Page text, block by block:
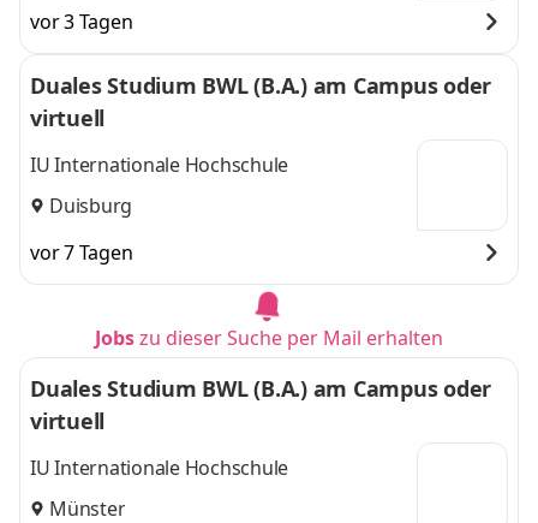
vor 3 Tagen
Duales Studium BWL (B.A.) am Campus oder
virtuell
IU Internationale Hochschule
Duisburg
vor 7 Tagen
Jobszu dieser Suche per Mail erhalten
Duales Studium BWL (B.A.) am Campus oder
virtuell
IU Internationale Hochschule
Münster